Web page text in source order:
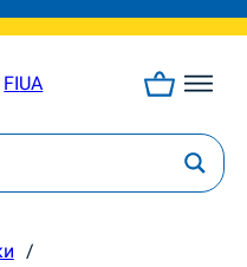
FIUA
/